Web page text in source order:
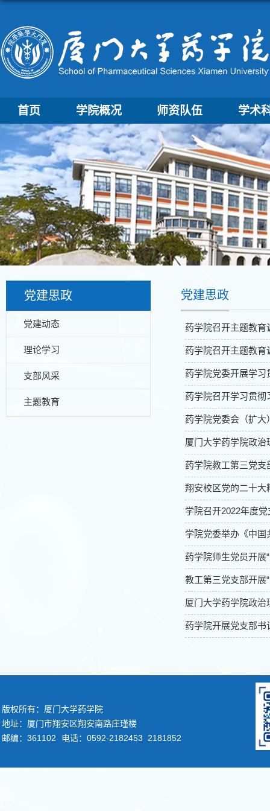
首页 学院概况 师资队伍 学术
党建思政
党建动态
理论学习
支部风采
主题教育
党建思政
药学院召开主题教育
药学院召开主题教
药学院党委开展学
药学院召开学习贯
药学院党委会（扩
厦门大学药学院政治
药学院教工第三党
翔安校区党的二十大
学院召开2022年度
学院党委举办《中
药学院师生党员开展
教工第三党支部开展
厦门大学药学院政治
药学院开展党支部书
版权所有：厦门大学药学院
地址：厦门市翔安区翔安南路庄瑾楼
邮编：361102
电话：0592-2182453 2181852